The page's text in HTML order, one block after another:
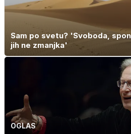
Sam po svetu? 'Svoboda,
jih ne zmanjka'
OGLAS